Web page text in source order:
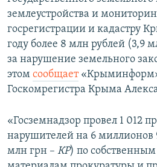
ТЕЛЕПРОЕКТ КРЫМ.РЕАЛИИ
СОВЕТЫ ПРАВОЗАЩИТНИКОВ
ПРОПАВШИЕ БЕЗ ВЕСТИ
ПОБЕДИТЕЛЕЙ НЕ СУДЯТ?
КРЫМ.НЕПОКОРЕННЫЙ
УКРАИНСКАЯ ПРОБЛЕМА КРЫМА
Українською
Qırımtatar
ПРИСОЕДИНЯЙТЕСЬ!
Все сайты RFE/RL
землеустройства и
госрегистрации и кадастру
году более 8 млн рублей (3,9
за нарушение земельного
этом сообщает«Крыминформ»
Госкомрегистра Крыма
«Госземнадзор провел 1 012
нарушителей на 6 миллионов
млн грн – КР) по